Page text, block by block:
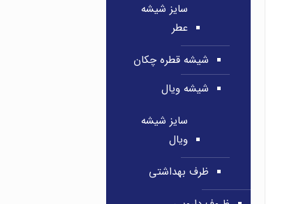
سایز شیشه
عطر
شیشه قطره چکان
شیشه ویال
سایز شیشه
ویال
ظرف بهداشتی